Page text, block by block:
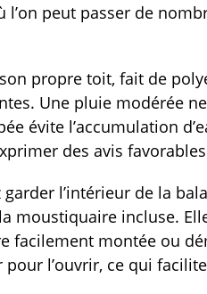
peut passer de
propre toit, fait de
Une pluie modérée
évite l’accumulation
des avis
l’intérieur de la
moustiquaire incluse.
facilement montée ou
l’ouvrir, ce qui